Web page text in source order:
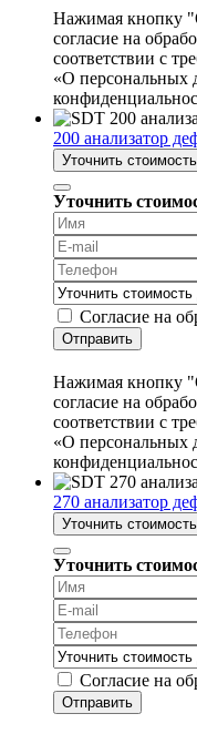
Нажимая кнопку
согласие на
соответствии с
«О персональных
200 анализатор
Уточнить стоимость
Уточнить
Согласие на
Отправить
Нажимая кнопку
согласие на
соответствии с
«О персональных
270 анализатор
Уточнить стоимость
Уточнить
Согласие на
Отправить